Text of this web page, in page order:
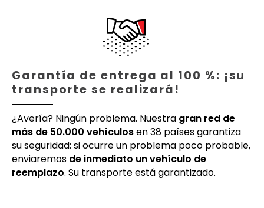
Garantía de entrega al 100 %: ¡su
transporte se realizará!
¿Avería? Ningún problema. Nuestra gran red de
más de 50.000 vehículosen 38 países garantiza
su seguridad: si ocurre un problema poco probable,
enviaremos de inmediato un vehículo de
reemplazo. Su transporte está garantizado.